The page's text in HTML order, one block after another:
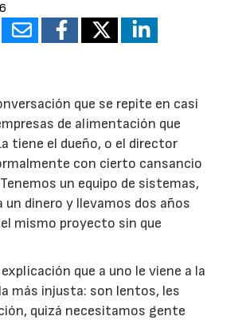
que se repite en casi
de alimentación que
tiene el dueño, o el director
con cierto cansancio
un equipo de sistemas,
un dinero y llevamos dos años
mismo proyecto sin que
que a uno le viene a la
más injusta: son lentos, les
quizá necesitamos gente